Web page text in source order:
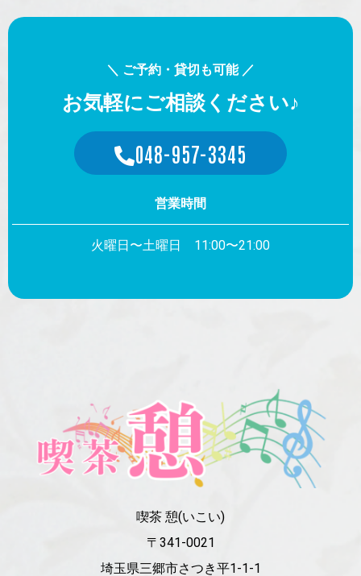
＼ ご予約・貸切も可能 ／
お気軽にご相談ください♪
048-957-3345
営業時間
火曜日〜土曜日 11:00〜21:00
喫茶 憩(いこい)
〒341-0021
埼玉県三郷市さつき平1-1-1